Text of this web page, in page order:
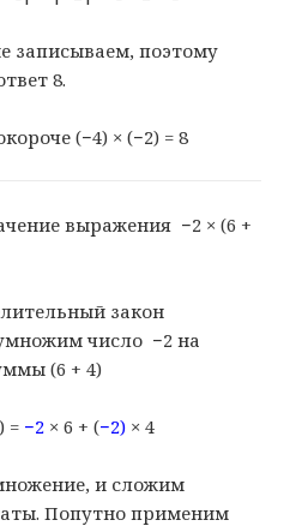
записываем, поэтому
8.
(−4) × (−2) = 8
выражения −2 × (6 +
закон
число −2 на
(6 + 4)
= −2× 6 + (−2)× 4
и сложим
Попутно применим